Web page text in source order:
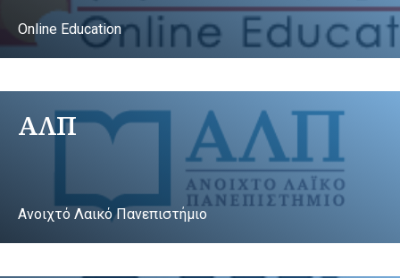
Online Education
ΑΛΠ
Ανοιχτό Λαικό Πανεπιστήμιο